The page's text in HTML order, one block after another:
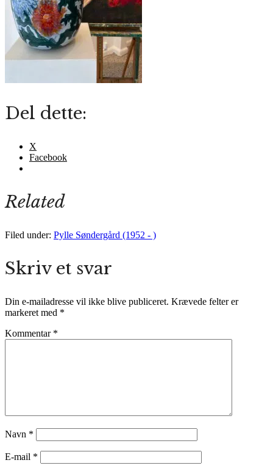
Del dette:
X
Facebook
Related
Filed under: Pylle Søndergård (1952 - )
Skriv et svar
Din e-mailadresse vil ikke blive publiceret. Krævede felter er
markeret med *
Kommentar *
Navn *
E-mail *